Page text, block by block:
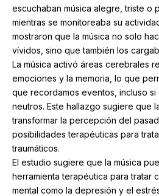
escuchaban música alegre, triste o
mientras se monitoreaba su
mostraron que la música no solo
vívidos, sino que también los
La música activó áreas cerebrales
emociones y la memoria, lo que
que recordamos eventos, incluso si
neutros. Este hallazgo sugiere que
transformar la percepción del
posibilidades terapéuticas para
traumáticos.
El estudio sugiere que la música
herramienta terapéutica para tratar
mental como la depresión y el